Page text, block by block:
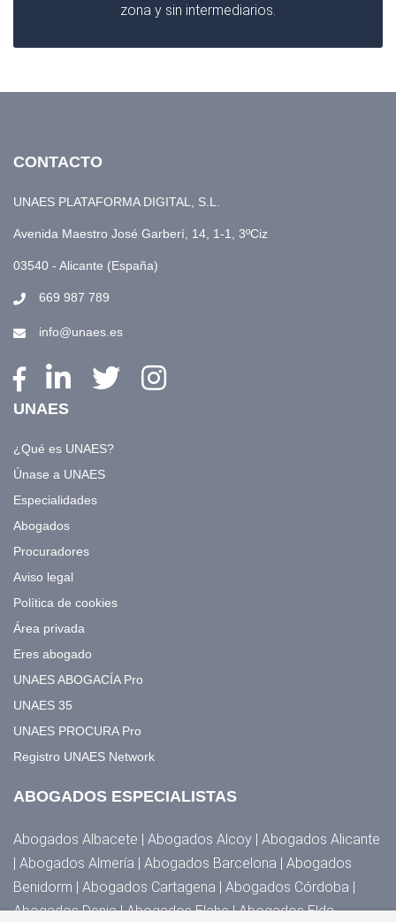
zona y sin intermediarios.
CONTACTO
UNAES PLATAFORMA DIGITAL, S.L.
Avenida Maestro José Garberí, 14, 1-1, 3ºCiz
03540 - Alicante (España)
669 987 789
info@unaes.es
UNAES
¿Qué es UNAES?
Únase a UNAES
Especialidades
Abogados
Procuradores
Aviso legal
Política de cookies
Área privada
Eres abogado
UNAES ABOGACÍA Pro
UNAES 35
UNAES PROCURA Pro
Registro UNAES Network
ABOGADOS ESPECIALISTAS
Abogados Albacete | Abogados Alcoy | Abogados Alicante
| Abogados Almería | Abogados Barcelona | Abogados
Benidorm | Abogados Cartagena | Abogados Córdoba |
Abogados Denia | Abogados Elche | Abogados Elda,